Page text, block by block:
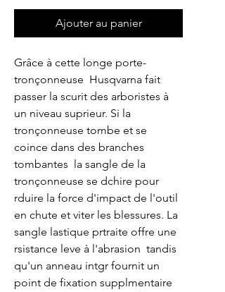
Ajouter au panier
Grâce à cette longe porte-
tronçonneuse  Husqvarna fait
passer la scurit des arboristes à
un niveau suprieur. Si la
tronçonneuse tombe et se
coince dans des branches
tombantes  la sangle de la
tronçonneuse se dchire pour
rduire la force d'impact de l'outil
en chute et viter les blessures. La
sangle lastique prtraite offre une
rsistance leve à l'abrasion  tandis
qu'un anneau intgr fournit un
point de fixation supplmentaire